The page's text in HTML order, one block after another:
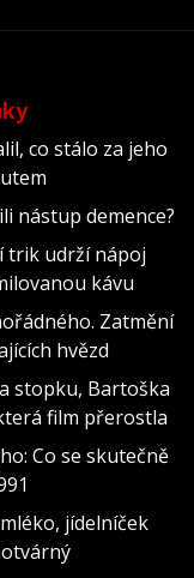
co stálo za jeho
nástup demence?
trik udrží nápoj
kávu
Zatmění
hvězd
stopku, Bartoška
film přerostla
Co se skutečně
jídelníček